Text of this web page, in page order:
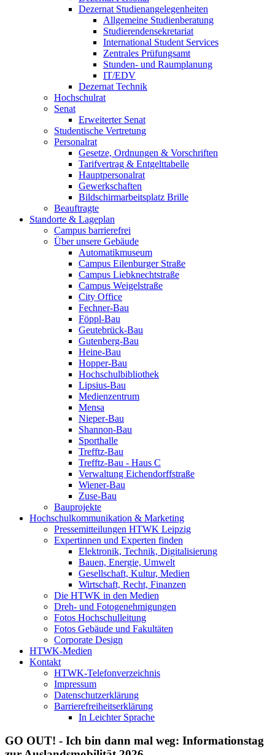
Dezernat Studienangelegenheiten
Allgemeine Studienberatung
Studierendensekretariat
International Student Services
Zentrales Prüfungsamt
Stunden- und Raumplanung
IT/EDV
Dezernat Technik
Hochschulrat
Senat
Erweiterter Senat
Studentische Vertretung
Personalrat
Gesetze, Ordnungen & Vorschriften
Tarifvertrag & Entgelttabelle
Hauptpersonalrat
Gewerkschaften
Bildschirmarbeitsplatz Brille
Beauftragte
Standorte & Lageplan
Campus barrierefrei
Über unsere Gebäude
Automatikmuseum
Campus Eilenburger Straße
Campus Liebknechtstraße
Campus Weigelstraße
City Office
Fechner-Bau
Föppl-Bau
Geutebrück-Bau
Gutenberg-Bau
Heine-Bau
Hopper-Bau
Hochschulbibliothek
Lipsius-Bau
Medienzentrum
Mensa
Nieper-Bau
Shannon-Bau
Sporthalle
Trefftz-Bau
Trefftz-Bau - Haus C
Verwaltung Eichendorffstraße
Wiener-Bau
Zuse-Bau
Bauprojekte
Hochschulkommunikation & Marketing
Pressemitteilungen HTWK Leipzig
Expertinnen und Experten finden
Elektronik, Technik, Digitalisierung
Bauen, Energie, Umwelt
Gesellschaft, Kultur, Medien
Wirtschaft, Recht, Finanzen
Die HTWK in den Medien
Dreh- und Fotogenehmigungen
Fotos Hochschulleitung
Fotos Gebäude und Fakultäten
Corporate Design
HTWK-Medien
Kontakt
HTWK-Telefonverzeichnis
Impressum
Datenschutzerklärung
Barrierefreiheitserklärung
In Leichter Sprache
GO OUT! - Ich bin dann mal weg: Informationstag